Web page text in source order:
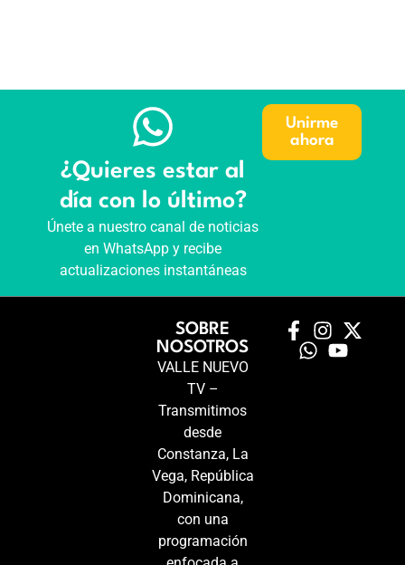
¿Quieres estar al
día con lo último?
Únete a nuestro canal de noticias
en WhatsApp y recibe
actualizaciones instantáneas
Unirme
ahora
SOBRE
NOSOTROS
VALLE NUEVO
TV –
Transmitimos
desde
Constanza, La
Vega, República
Dominicana,
con una
programación